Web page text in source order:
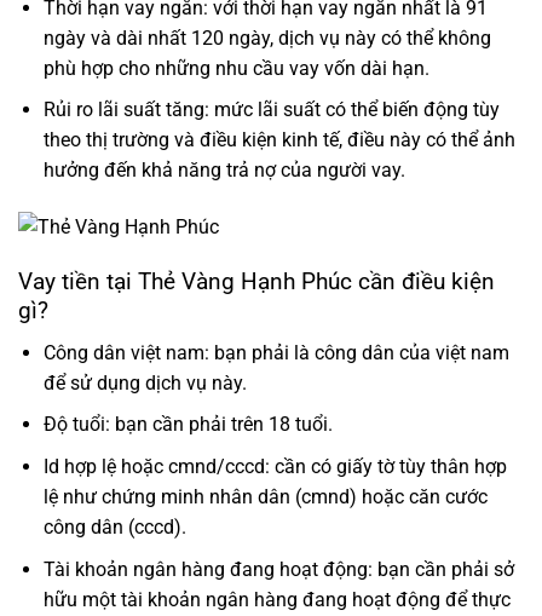
Thời hạn vay ngắn: với thời hạn vay ngắn nhất là 91
ngày và dài nhất 120 ngày, dịch vụ này có thể không
phù hợp cho những nhu cầu vay vốn dài hạn.
Rủi ro lãi suất tăng: mức lãi suất có thể biến động tùy
theo thị trường và điều kiện kinh tế, điều này có thể ảnh
hưởng đến khả năng trả nợ của người vay.
Vay tiền tại Thẻ Vàng Hạnh Phúc cần điều kiện
gì?
Công dân việt nam: bạn phải là công dân của việt nam
để sử dụng dịch vụ này.
Độ tuổi: bạn cần phải trên 18 tuổi.
Id hợp lệ hoặc cmnd/cccd: cần có giấy tờ tùy thân hợp
lệ như chứng minh nhân dân (cmnd) hoặc căn cước
công dân (cccd).
Tài khoản ngân hàng đang hoạt động: bạn cần phải sở
hữu một tài khoản ngân hàng đang hoạt động để thực